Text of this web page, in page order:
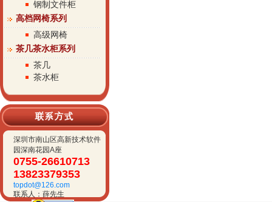
钢制文件柜
高档网椅系列
高级网椅
茶几茶水柜系列
茶几
茶水柜
深圳市南山区高新技术软件
园深南花园A座
0755-26610713
13823379353
topdot@126.com
联系人：薛先生